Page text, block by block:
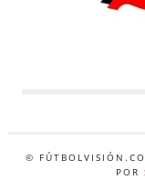
©
POR